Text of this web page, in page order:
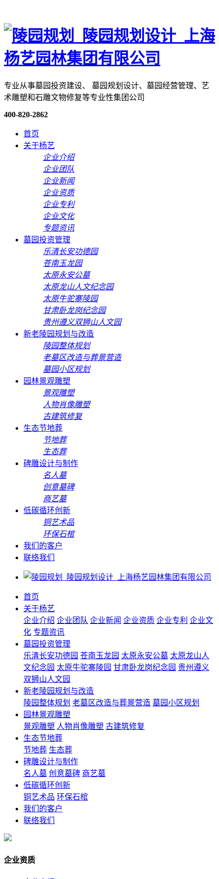
专业从事墓园投资建设、 墓园规划设计、墓园经营管理、艺
术雕塑和石雕文物修复等专业性集团公司
400-820-2862
首页
关于杨艺
企业介绍
企业团队
企业新闻
企业资质
企业专利
企业文化
专题资讯
墓园投资管理
乐清长安功德园
苍南玉龙园
太原永安公墓
太原龙山人文纪念园
太原牛驼寨陵园
甘肃卧龙岗纪念园
贵州遵义双狮山人文园
新老陵园规划与改造
陵园整体规划
老墓区改造与葬景营造
墓园小区规划
园林景观雕塑
景观雕塑
人物肖像雕塑
古建筑修复
生态节地葬
节地葬
生态葬
碑雕设计与制作
名人墓
创意墓碑
商艺墓
低碳循环创新
铜艺术品
环保石棺
我们的客户
联络我们
首页
关于杨艺
企业介绍 企业团队 企业新闻 企业资质 企业专利 企业文
化 专题资讯
墓园投资管理
乐清长安功德园 苍南玉龙园 太原永安公墓 太原龙山人
文纪念园 太原牛驼寨陵园 甘肃卧龙岗纪念园 贵州遵义
双狮山人文园
新老陵园规划与改造
陵园整体规划 老墓区改造与葬景营造 墓园小区规划
园林景观雕塑
景观雕塑 人物肖像雕塑 古建筑修复
生态节地葬
节地葬 生态葬
碑雕设计与制作
名人墓 创意墓碑 商艺墓
低碳循环创新
铜艺术品 环保石棺
我们的客户
联络我们
企业资质